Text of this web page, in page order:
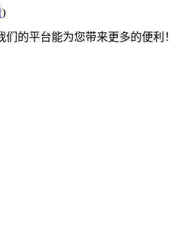
)
的平台能为您带来更多的便利！